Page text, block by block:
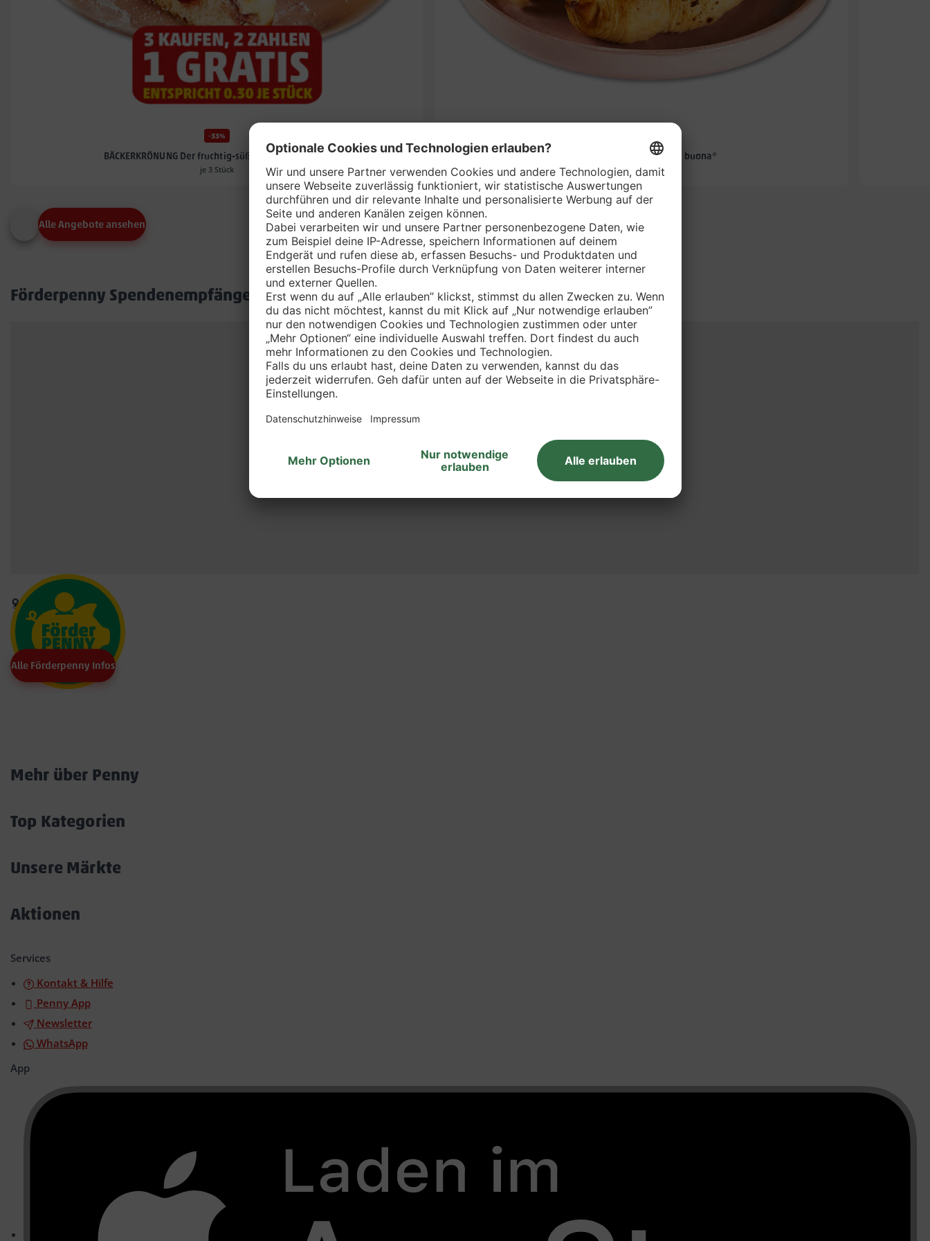
-33%
BÄCKERKRÖNUNG Der fruchtig-süß gefüllte Berliner*
je 3 Stück
BÄCKERKRÖNUNG Croissant buona*
je Stück
Alle Angebote ansehen
Förderpenny Spendenempfänger in deinem Markt
Alle Förderpenny Infos
Mehr über Penny
Top Kategorien
Unsere Märkte
Aktionen
Services
Kontakt & Hilfe
Penny App
Newsletter
WhatsApp
App